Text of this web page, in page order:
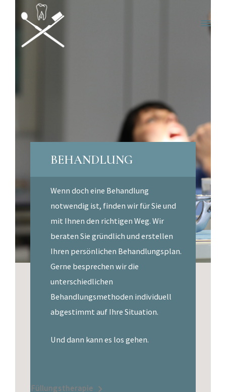
BEHANDLUNG
Wenn doch eine Behandlung
notwendig ist, finden wir für Sie und
mit Ihnen den richtigen Weg. Wir
beraten Sie gründlich und erstellen
Ihren persönlichen Behandlungsplan.
Gerne besprechen wir die
unterschiedlichen
Behandlungsmethoden individuell
abgestimmt auf Ihre Situation.
Und dann kann es los gehen.
Füllungstherapie